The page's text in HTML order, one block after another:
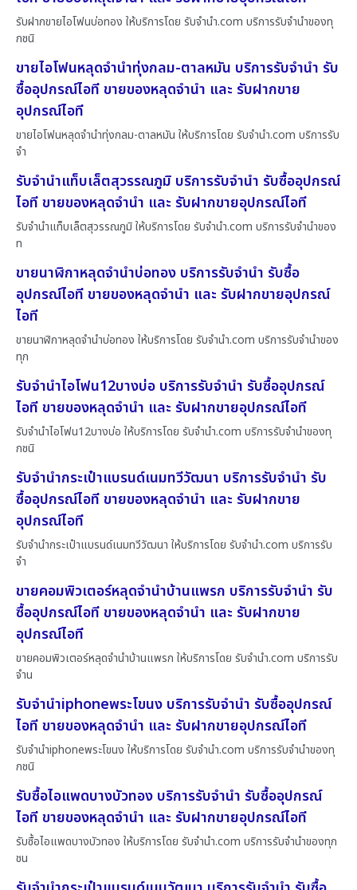
รับฝากขายไอโฟนบ่อทอง ให้บริการโดย รับจํานํา.com บริการรับจำนำของทุ
กชนิ
ขายไอโฟนหลุดจำนำทุ่งกลม-ตาลหมัน บริการรับจำนำ รับ
ซื้ออุปกรณ์ไอที ขายของหลุดจำนำ และ รับฝากขาย
อุปกรณ์ไอที
ขายไอโฟนหลุดจำนำทุ่งกลม-ตาลหมัน ให้บริการโดย รับจํานํา.com บริการรับ
จำ
รับจำนำแท็บเล็ตสุวรรณภูมิ บริการรับจำนำ รับซื้ออุปกรณ์
ไอที ขายของหลุดจำนำ และ รับฝากขายอุปกรณ์ไอที
รับจำนำแท็บเล็ตสุวรรณภูมิ ให้บริการโดย รับจํานํา.com บริการรับจำนำของ
ท
ขายนาฬิกาหลุดจำนำบ่อทอง บริการรับจำนำ รับซื้อ
อุปกรณ์ไอที ขายของหลุดจำนำ และ รับฝากขายอุปกรณ์
ไอที
ขายนาฬิกาหลุดจำนำบ่อทอง ให้บริการโดย รับจํานํา.com บริการรับจำนำของ
ทุก
รับจำนำไอโฟน12บางบ่อ บริการรับจำนำ รับซื้ออุปกรณ์
ไอที ขายของหลุดจำนำ และ รับฝากขายอุปกรณ์ไอที
รับจำนำไอโฟน12บางบ่อ ให้บริการโดย รับจํานํา.com บริการรับจำนำของทุ
กชนิ
รับจำนำกระเป๋าแบรนด์เนมทวีวัฒนา บริการรับจำนำ รับ
ซื้ออุปกรณ์ไอที ขายของหลุดจำนำ และ รับฝากขาย
อุปกรณ์ไอที
รับจำนำกระเป๋าแบรนด์เนมทวีวัฒนา ให้บริการโดย รับจํานํา.com บริการรับ
จำ
ขายคอมพิวเตอร์หลุดจำนำบ้านแพรก บริการรับจำนำ รับ
ซื้ออุปกรณ์ไอที ขายของหลุดจำนำ และ รับฝากขาย
อุปกรณ์ไอที
ขายคอมพิวเตอร์หลุดจำนำบ้านแพรก ให้บริการโดย รับจํานํา.com บริการรับ
จำน
รับจำนำiphoneพระโขนง บริการรับจำนำ รับซื้ออุปกรณ์
ไอที ขายของหลุดจำนำ และ รับฝากขายอุปกรณ์ไอที
รับจำนำiphoneพระโขนง ให้บริการโดย รับจํานํา.com บริการรับจำนำของทุ
กชนิ
รับซื้อไอแพดบางบัวทอง บริการรับจำนำ รับซื้ออุปกรณ์
ไอที ขายของหลุดจำนำ และ รับฝากขายอุปกรณ์ไอที
รับซื้อไอแพดบางบัวทอง ให้บริการโดย รับจํานํา.com บริการรับจำนำของทุก
ชน